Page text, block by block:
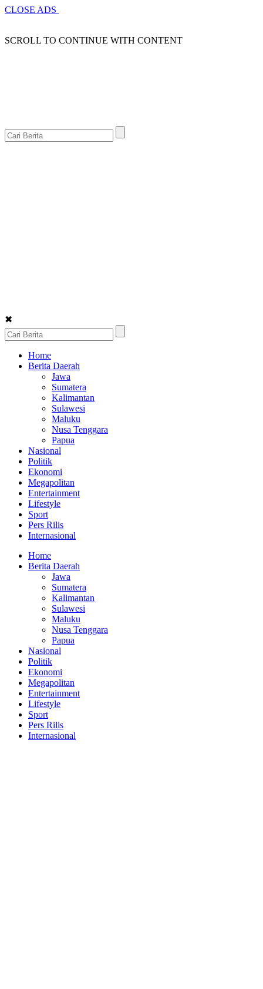
CLOSE ADS
SCROLL TO CONTINUE WITH CONTENT
✖
Home
Berita Daerah
Jawa
Sumatera
Kalimantan
Sulawesi
Maluku
Nusa Tenggara
Papua
Nasional
Politik
Ekonomi
Megapolitan
Entertainment
Lifestyle
Sport
Pers Rilis
Internasional
Home
Berita Daerah
Jawa
Sumatera
Kalimantan
Sulawesi
Maluku
Nusa Tenggara
Papua
Nasional
Politik
Ekonomi
Megapolitan
Entertainment
Lifestyle
Sport
Pers Rilis
Internasional